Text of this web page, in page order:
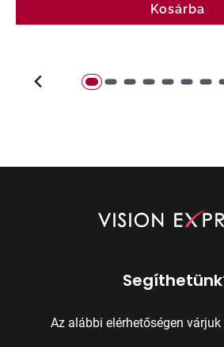
Kosárba
Az alábbi elérhetőségen várjuk